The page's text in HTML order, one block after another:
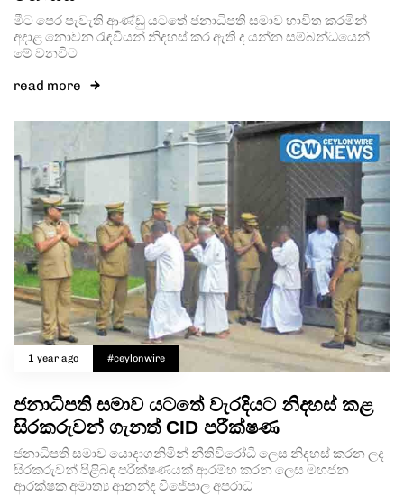
මීට පෙර පැවැති ආණ්ඩු යටතේ ජනාධිපති සමාව භාවිත කරමින්
අදාළ නොවන රැඳවියන් නිදහස් කර ඇති ද යන්න සම්බන්ධයෙන්
මේ වනවිට
read more
1 year ago #ceylonwire
ජනාධිපති සමාව යටතේ වැරදියට නිදහස් කළ
සිරකරුවන් ගැනත් CID පරීක්ෂණ
ජනාධිපති සමාව යොදාගනිමින් නීතිවිරෝධී ලෙස නිදහස් කරන ලද
සිරකරුවන් පිළිබඳ පරීක්ෂණයක් ආරම්භ කරන ලෙස මහජන
ආරක්ෂක අමාත්‍ය ආනන්ද විජේපාල අපරාධ